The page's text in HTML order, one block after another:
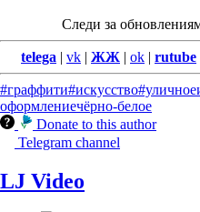
Следи за
telega | vk | ЖЖ | ok | rutube
#граффити#искусство
оформлениечёрно-белое
Donate to this author
Telegram channel
LJ Video